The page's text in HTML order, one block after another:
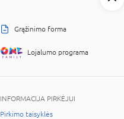
Grąžinimo forma
Lojalumo programa
INFORMACIJA PIRKĖJUI
Pirkimo taisyklės